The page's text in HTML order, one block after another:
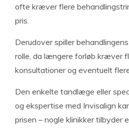
ofte kræver flere
pris.
Derudover spiller
rolle, da længere forløb kræver
konsultationer og eventuelt
Den enkelte tandlæge eller
og ekspertise med Invisalign
prisen – nogle klinikker tilbyder